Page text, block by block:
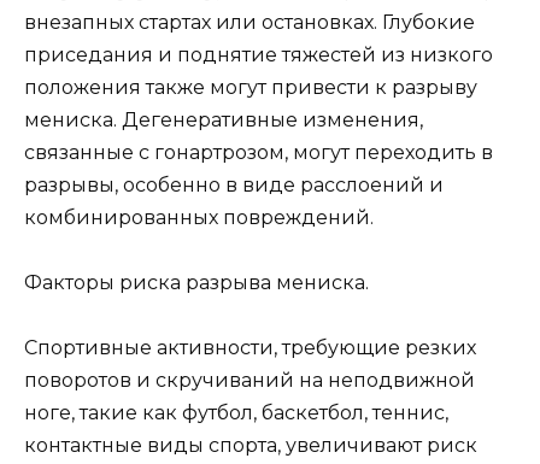
внезапных стартах или остановках. Глубокие
приседания и поднятие тяжестей из низкого
положения также могут привести к разрыву
мениска. Дегенеративные изменения,
связанные с гонартрозом, могут переходить в
разрывы, особенно в виде расслоений и
комбинированных повреждений.
Факторы риска разрыва мениска.
Спортивные активности, требующие резких
поворотов и скручиваний на неподвижной
ноге, такие как футбол, баскетбол, теннис,
контактные виды спорта, увеличивают риск